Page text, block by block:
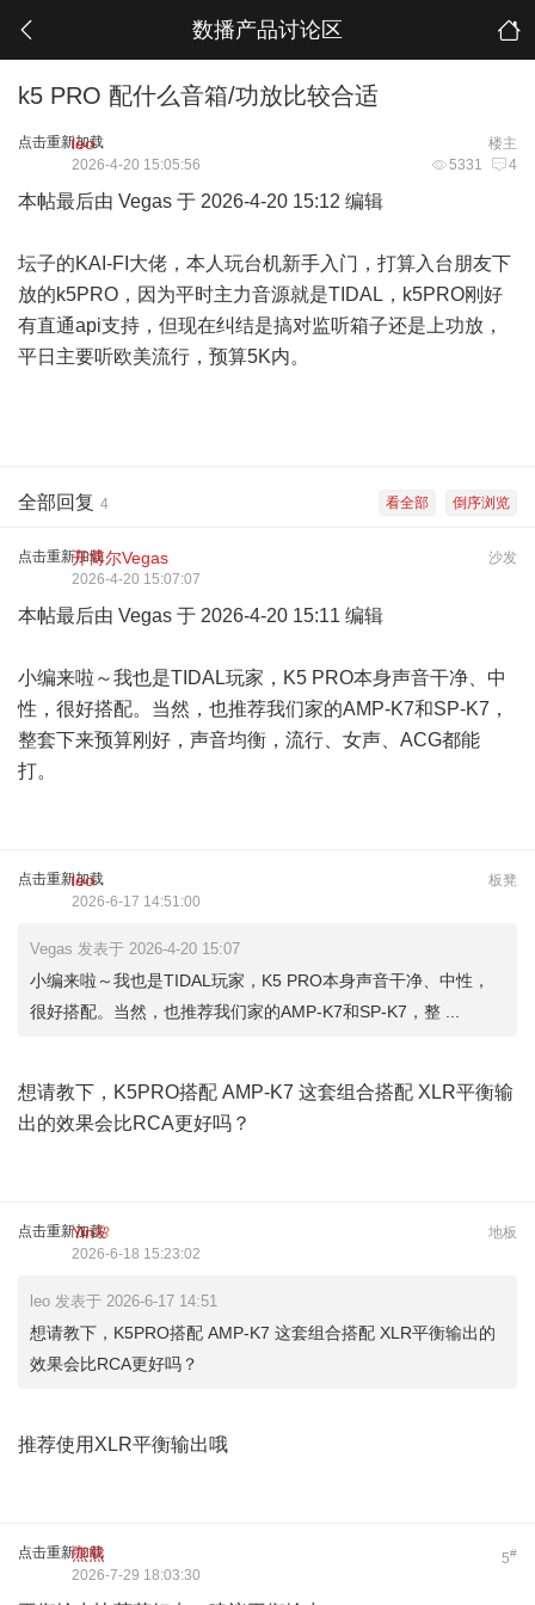
数播产品讨论区
k5 PRO 配什么音箱/功放比较合适
点击重新加载 楼主
leo
5331 4
2026-4-20 15:05:56
本帖最后由 Vegas 于 2026-4-20 15:12 编辑
坛子的KAI-FI大佬，本人玩台机新手入门，打算入台朋友下
放的k5PRO，因为平时主力音源就是TIDAL，k5PRO刚好
有直通api支持，但现在纠结是搞对监听箱子还是上功放，
平日主要听欧美流行，预算5K内。
倒序浏览
看全部
全部回复 4
点击重新加载 沙发
开博尔Vegas
2026-4-20 15:07:07
本帖最后由 Vegas 于 2026-4-20 15:11 编辑
小编来啦～我也是TIDAL玩家，K5 PRO本身声音干净、中
性，很好搭配。当然，也推荐我们家的AMP-K7和SP-K7，
整套下来预算刚好，声音均衡，流行、女声、ACG都能
打。
点击重新加载 板凳
leo
2026-6-17 14:51:00
Vegas 发表于 2026-4-20 15:07
小编来啦～我也是TIDAL玩家，K5 PRO本身声音干净、中性，
很好搭配。当然，也推荐我们家的AMP-K7和SP-K7，整 ...
想请教下，K5PRO搭配 AMP-K7 这套组合搭配 XLR平衡输
出的效果会比RCA更好吗？
点击重新加载 地板
Yin🌸
2026-6-18 15:23:02
leo 发表于 2026-6-17 14:51
想请教下，K5PRO搭配 AMP-K7 这套组合搭配 XLR平衡输出的
效果会比RCA更好吗？
推荐使用XLR平衡输出哦
点击重新加载 5#
熊熊
2026-7-29 18:03:30